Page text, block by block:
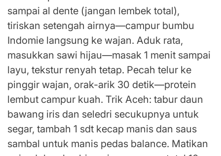
sampai al dente (jangan lembek total),
tiriskan setengah airnya—campur bumbu
Indomie langsung ke wajan. Aduk rata,
masukkan sawi hijau—masak 1 menit sampai
layu, tekstur renyah tetap. Pecah telur ke
pinggir wajan, orak-arik 30 detik—protein
lembut campur kuah. Trik Aceh: tabur daun
bawang iris dan seledri secukupnya untuk
segar, tambah 1 sdt kecap manis dan saus
sambal untuk manis pedas balance. Matikan